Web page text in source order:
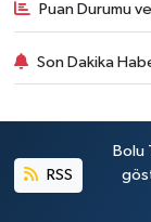
Puan Durumu
Son Dakika
RSS
Bolu